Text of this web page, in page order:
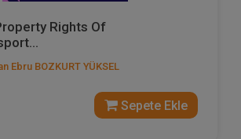
Rights Of
Ebru BOZKURT YÜKSEL
Sepete Ekle